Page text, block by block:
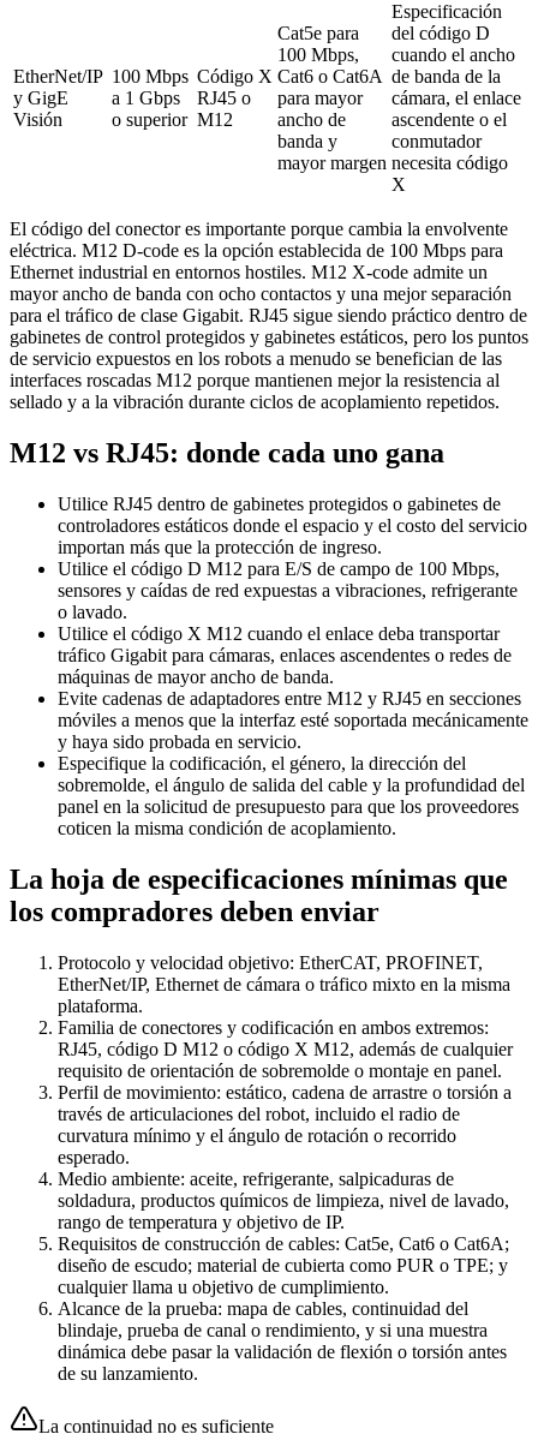
EtherNet/IP
y GigE
Visión
100 Mbps
a 1 Gbps
o superior
Código X
RJ45 o
M12
Cat5e para
100 Mbps,
Cat6 o Cat6A
para mayor
ancho de
banda y
mayor margen
Especificación
del código D
cuando el ancho
de banda de la
cámara, el enlace
ascendente o el
conmutador
necesita código
X
El código del conector es importante porque cambia la envolvente
eléctrica. M12 D-code es la opción establecida de 100 Mbps para
Ethernet industrial en entornos hostiles. M12 X-code admite un
mayor ancho de banda con ocho contactos y una mejor separación
para el tráfico de clase Gigabit. RJ45 sigue siendo práctico dentro de
gabinetes de control protegidos y gabinetes estáticos, pero los puntos
de servicio expuestos en los robots a menudo se benefician de las
interfaces roscadas M12 porque mantienen mejor la resistencia al
sellado y a la vibración durante ciclos de acoplamiento repetidos.
M12 vs RJ45: donde cada uno gana
Utilice RJ45 dentro de gabinetes protegidos o gabinetes de
controladores estáticos donde el espacio y el costo del servicio
importan más que la protección de ingreso.
Utilice el código D M12 para E/S de campo de 100 Mbps,
sensores y caídas de red expuestas a vibraciones, refrigerante
o lavado.
Utilice el código X M12 cuando el enlace deba transportar
tráfico Gigabit para cámaras, enlaces ascendentes o redes de
máquinas de mayor ancho de banda.
Evite cadenas de adaptadores entre M12 y RJ45 en secciones
móviles a menos que la interfaz esté soportada mecánicamente
y haya sido probada en servicio.
Especifique la codificación, el género, la dirección del
sobremolde, el ángulo de salida del cable y la profundidad del
panel en la solicitud de presupuesto para que los proveedores
coticen la misma condición de acoplamiento.
La hoja de especificaciones mínimas que
los compradores deben enviar
Protocolo y velocidad objetivo: EtherCAT, PROFINET,
EtherNet/IP, Ethernet de cámara o tráfico mixto en la misma
plataforma.
Familia de conectores y codificación en ambos extremos:
RJ45, código D M12 o código X M12, además de cualquier
requisito de orientación de sobremolde o montaje en panel.
Perfil de movimiento: estático, cadena de arrastre o torsión a
través de articulaciones del robot, incluido el radio de
curvatura mínimo y el ángulo de rotación o recorrido
esperado.
Medio ambiente: aceite, refrigerante, salpicaduras de
soldadura, productos químicos de limpieza, nivel de lavado,
rango de temperatura y objetivo de IP.
Requisitos de construcción de cables: Cat5e, Cat6 o Cat6A;
diseño de escudo; material de cubierta como PUR o TPE; y
cualquier llama u objetivo de cumplimiento.
Alcance de la prueba: mapa de cables, continuidad del
blindaje, prueba de canal o rendimiento, y si una muestra
dinámica debe pasar la validación de flexión o torsión antes
de su lanzamiento.
La continuidad no es suficiente